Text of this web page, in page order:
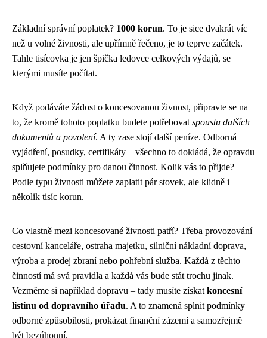
Základní správní poplatek? 1000 korun. To je sice dvakrát víc
než u volné živnosti, ale upřímně řečeno, je to teprve začátek.
Tahle tisícovka je jen špička ledovce celkových výdajů, se
kterými musíte počítat.
Když podáváte žádost o koncesovanou živnost, připravte se na
to, že kromě tohoto poplatku budete potřebovat spoustu dalších
dokumentů a povolení. A ty zase stojí další peníze. Odborná
vyjádření, posudky, certifikáty – všechno to dokládá, že opravdu
splňujete podmínky pro danou činnost. Kolik vás to přijde?
Podle typu živnosti můžete zaplatit pár stovek, ale klidně i
několik tisíc korun.
Co vlastně mezi koncesované živnosti patří? Třeba provozování
cestovní kanceláře, ostraha majetku, silniční nákladní doprava,
výroba a prodej zbraní nebo pohřební služba. Každá z těchto
činností má svá pravidla a každá vás bude stát trochu jinak.
Vezměme si například dopravu – tady musíte získat koncesní
listinu od dopravního úřadu. A to znamená splnit podmínky
odborné způsobilosti, prokázat finanční zázemí a samozřejmě
být bezúhonní.